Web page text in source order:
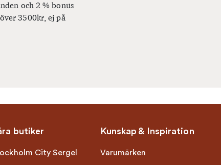
och 2 % bonus
3500kr, ej på
butiker
City Sergel
Kunskap & Inspiration
Varumärken